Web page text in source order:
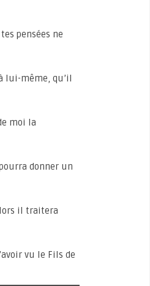
pensées ne
lui-même, qu’il
moi la
donner un
il traitera
vu le Fils de